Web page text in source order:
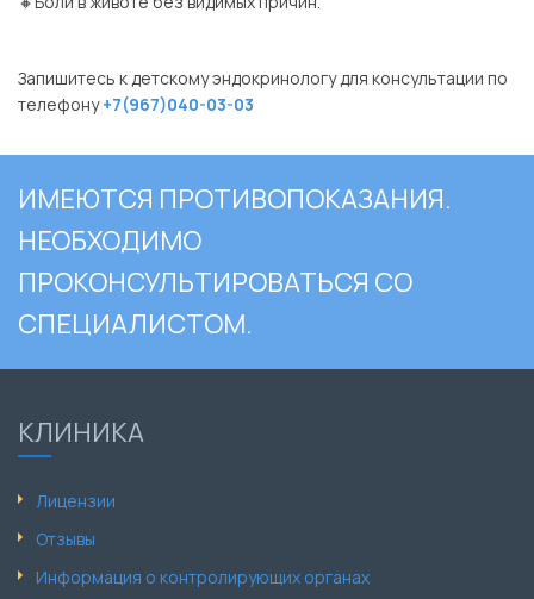
Запишитесь к детскому эндокринологу для консультации по
телефону+7(967)040-03-03
ИМЕЮТСЯ ПРОТИВОПОКАЗАНИЯ.
НЕОБХОДИМО
ПРОКОНСУЛЬТИРОВАТЬСЯ СО
СПЕЦИАЛИСТОМ.
КЛИНИКА
Лицензии
Отзывы
Информация о контролирующих органах